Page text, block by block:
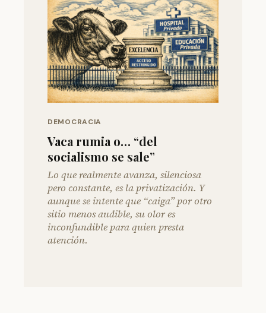
DEMOCRACIA
Vaca rumia o… “del
socialismo se sale”
Lo que realmente avanza, silenciosa
pero constante, es la privatización. Y
aunque se intente que “caiga” por otro
sitio menos audible, su olor es
inconfundible para quien presta
atención.